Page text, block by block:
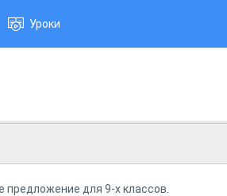
Уроки
предложение для 9-х классов.